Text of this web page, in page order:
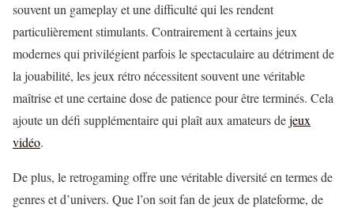
souvent un gameplay et une difficulté qui les rendent
particulièrement stimulants. Contrairement à certains jeux
modernes qui privilégient parfois le spectaculaire au détriment de
la jouabilité, les jeux rétro nécessitent souvent une véritable
maîtrise et une certaine dose de patience pour être terminés. Cela
ajoute un défi supplémentaire qui plaît aux amateurs dejeux
vidéo.
De plus, le retrogaming offre une véritable diversité en termes de
genres et d’univers. Que l’on soit fan de jeux de plateforme, de